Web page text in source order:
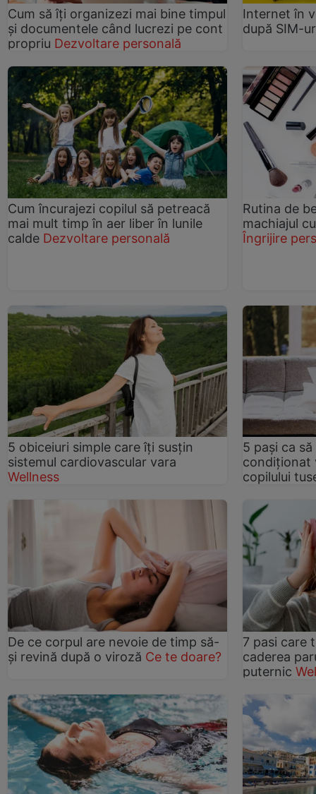
Cum să îți organizezi mai bine timpul
și documentele când lucrezi pe cont
propriu Dezvoltare personală
Internet în
după SIM-
Cum încurajezi copilul să petreacă
mai mult timp în aer liber în lunile
calde Dezvoltare personală
Rutina de
machiajul
Îngrijire
5 obiceiuri simple care îți susțin
sistemul cardiovascular vara
Wellness
5 pași ca
condiționat
copilului
De ce corpul are nevoie de timp să-
și revină după o viroză Ce te doare?
7 pasi care
caderea
puternic